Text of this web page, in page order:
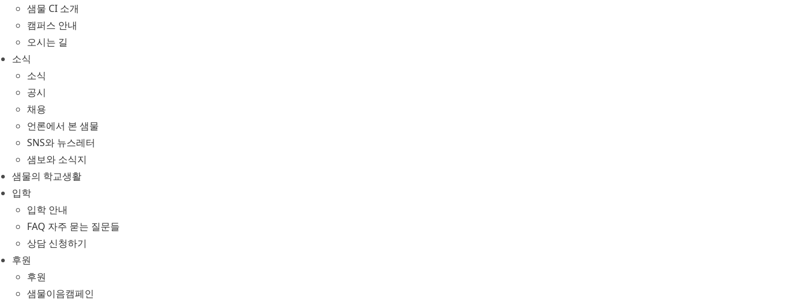
샘물 CI 소개
캠퍼스 안내
오시는 길
소식
소식
공시
채용
언론에서 본 샘물
SNS와 뉴스레터
샘보와 소식지
샘물의 학교생활
입학
입학 안내
FAQ 자주 묻는 질문들
상담 신청하기
후원
후원
샘물이음캠페인